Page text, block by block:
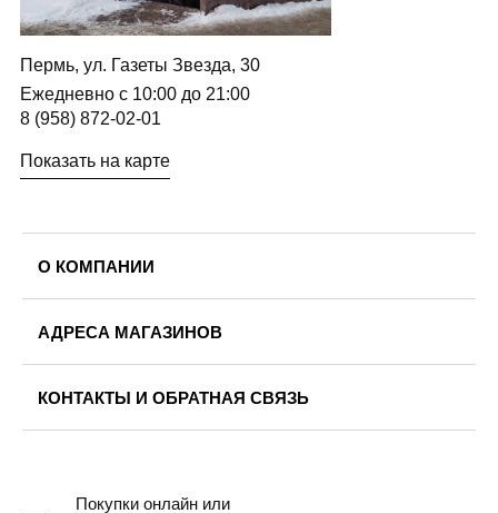
О КОМПАНИИ
АДРЕСА МАГАЗИНОВ
КОНТАКТЫ И ОБРАТНАЯ СВЯЗЬ
Пермь, ул. Газеты Звезда, 30
Ежедневно с 10:00 до 21:00
8 (958) 872-02-01
Показать на карте
Покупки онлайн или